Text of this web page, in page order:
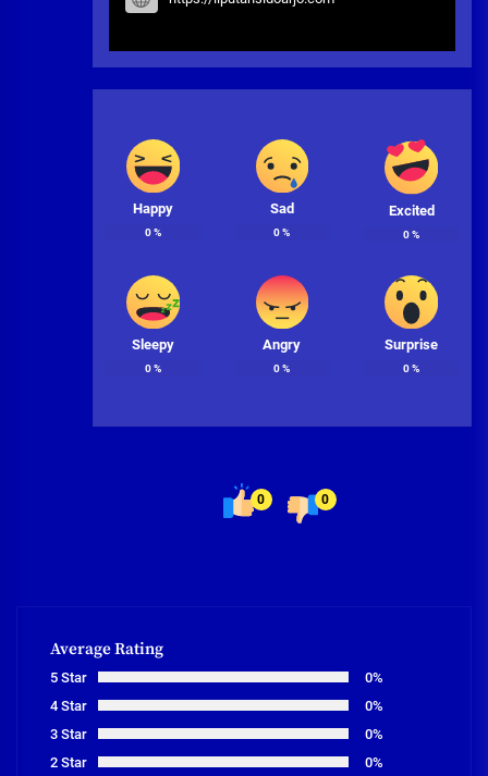
Happy
0%
Sad
0%
Excited
0%
Sleepy
0%
Angry
0%
Surprise
0%
0 0
Average Rating
5 Star
0%
4 Star
0%
3 Star
0%
2 Star
0%